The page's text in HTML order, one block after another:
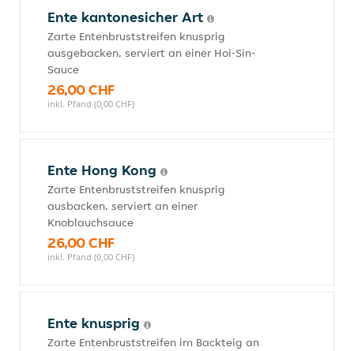
Ente kantonesicher Art
Zarte Entenbruststreifen knusprig
ausgebacken, serviert an einer Hoi-Sin-
Sauce
26,00 CHF
inkl. Pfand (0,00 CHF)
Ente Hong Kong
Zarte Entenbruststreifen knusprig
ausbacken, serviert an einer
Knoblauchsauce
26,00 CHF
inkl. Pfand (0,00 CHF)
Ente knusprig
Zarte Entenbruststreifen im Backteig an